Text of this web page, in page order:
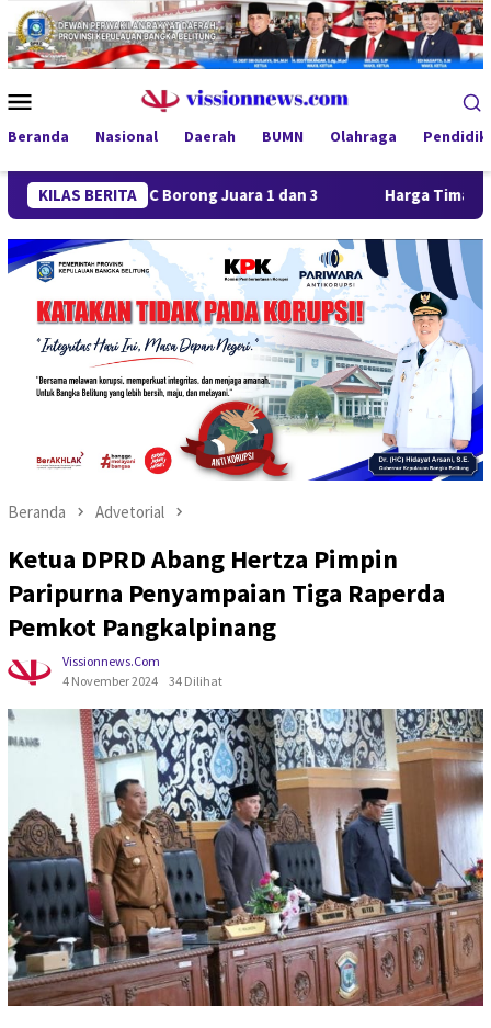
Loncat
ke
konten
Mobile
Beranda Nasional Daerah BUMN Olahraga
KILAS BERITA
FC Borong Juara 1 dan 3 Harga Timah Turun,
Beranda Advetorial
Ketua DPRD Abang Hertza Pimpin
Paripurna Penyampaian Tiga Raperda
Pemkot Pangkalpinang
Vissionnews.com
4 November 2024
34 Dilihat